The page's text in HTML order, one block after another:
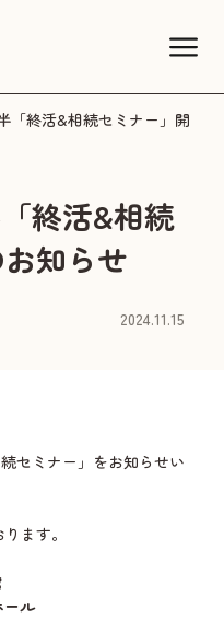
「終活&相続セミナー」開
終活&相続
知らせ
2024.11.15
セミナー」をお知らせい
ます。
ール